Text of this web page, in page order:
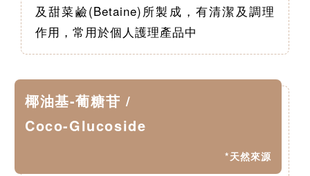
及甜菜鹼(Betaine)所製成，有清潔及調理
作用，常用於個人護理產品中
椰油基-葡糖苷 /
Coco-Glucoside
*天然來源